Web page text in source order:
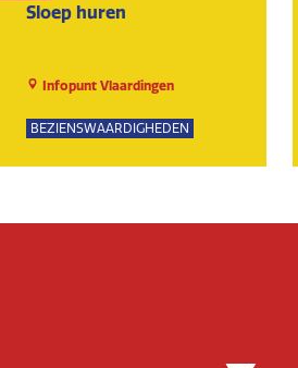
Sloep huren
Infopunt Vlaardingen
BEZIENSWAARDIGHEDEN